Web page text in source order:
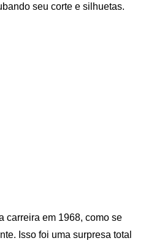
seu corte e silhuetas.
carreira em 1968, como se
Isso foi uma surpresa total